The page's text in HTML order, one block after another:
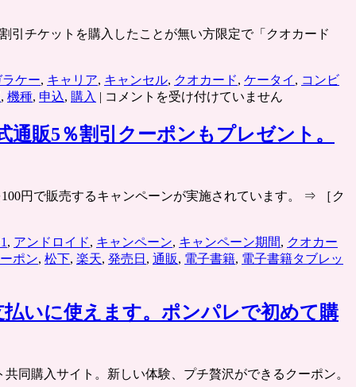
引チケットを購入したことが無い方限定で「クオカード
ラケー, キャリア, キャンセル, クオカード, ケータイ , コンビ
, 機種, 申込, 購入 | ク
カ
ー
円
100
円
ー
タ
マ
コメントを受け付けていません
販5％割引クーポンもプレゼント。
円で販売するキャンペーンが実施されています。 ⇒ ［ク
, アンドロイド, キャンペーン, キャンペーン期間, クオカー
ポン, 松下, 楽天, 発売日 , 通販, 電子書籍, 電子書籍タブレッ
いに使えます。ポンパレで初めて購
同購入サイト。新しい体験、プチ贅沢ができるクーポン。